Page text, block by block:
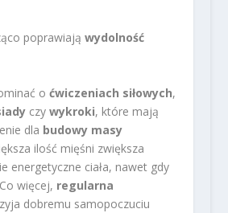
poprawiają wydolność
o ćwiczeniach siłowych,
czy wykroki, które mają
dla budowy masy
ilość mięśni zwiększa
energetyczne ciała, nawet gdy
więcej, regularna
dobremu samopoczuciu